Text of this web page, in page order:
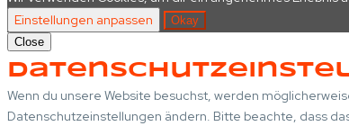
Einstellungen anpassen
Okay
Close
Wenn du unsere Website besuchst, werden
Datenschutzeinstellungen ändern. Bitte beachte, dass